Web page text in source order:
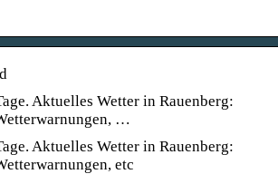
Aktuelles Wetter in Rauenberg:
…
Aktuelles Wetter in Rauenberg:
etc